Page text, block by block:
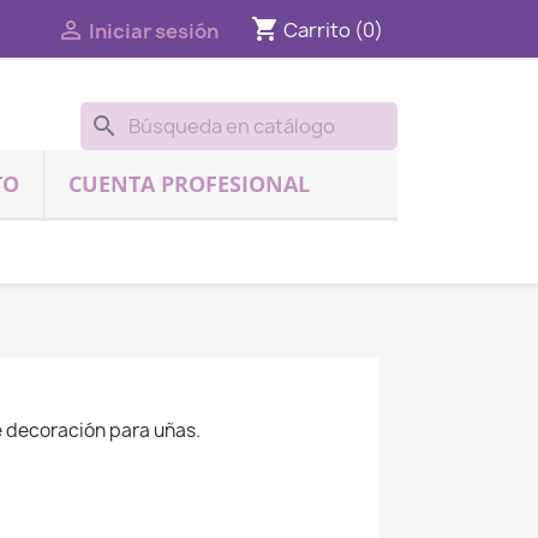
 Iniciar sesión shopping_cart Carrito (0)
search
CUENTA PROFESIONAL
para uñas.